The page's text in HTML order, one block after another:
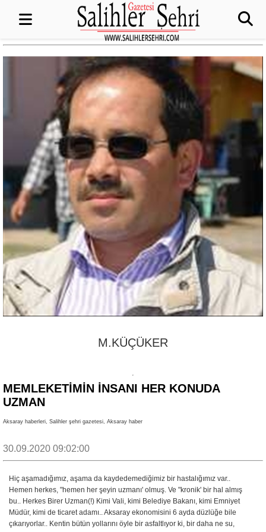
M.KÜÇÜKER
MEMLEKETIMIN INSANI HER KONUDA
UZMAN
Aksaray haberleri, Salihler şehri gazetesi, Aksaray haber
30.09.2020 09:02:00
Hiç aşamadığımız, aşama da kaydedemediğimiz bir hastalığımız var..
Hemen herkes, "hemen her şeyin uzmanı' olmuş. Ve "kronik' bir hal almış
bu.. Herkes Birer Uzman(!) Kimi Vali, kimi Belediye Bakanı, kimi Emniyet
Müdür, kimi de ticaret adamı.. Aksaray ekonomisini 6 ayda düzlüğe bile
çıkarıyorlar.. Kentin bütün yollarını öyle bir asfaltlıyor ki, bir daha ne su,